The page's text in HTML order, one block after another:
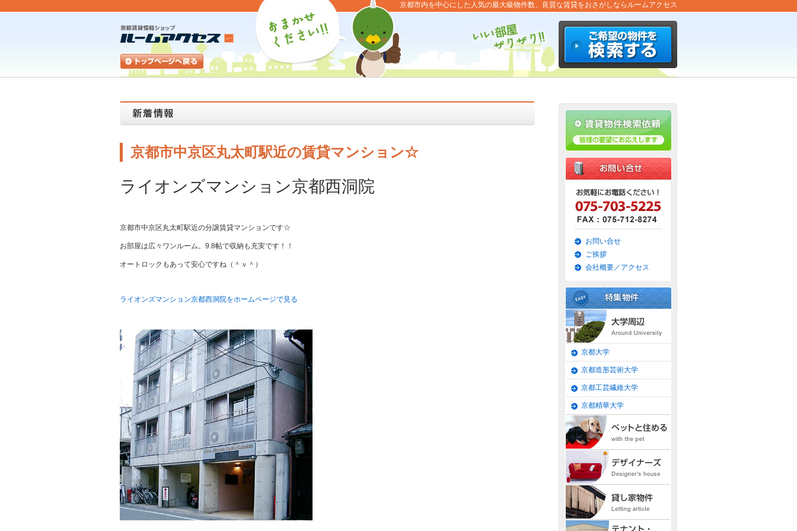
京都市内を中心にした人気の最大級物件数、良質な賃貸をおさがしならルームアクセス
京都市中京区丸太町駅近の賃貸マンション☆
ライオンズマンション京都西洞院
京都市中京区丸太町駅近の分譲賃貸マンションです☆
お部屋は広々ワンルーム。9.8帖で収納も充実です！！
オートロックもあって安心ですね（＾ｖ＾）
ライオンズマンション京都西洞院をホームページで見る
お問い合せ
ご挨拶
会社概要／アクセス
京都大学
京都造形芸術大学
京都工芸繊維大学
京都精華大学